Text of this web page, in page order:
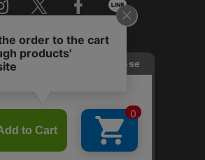
Line
RAGTAG 公式アプリ
RAGTAG MEMBER'S CARD
RAGTAG MAGAZINE